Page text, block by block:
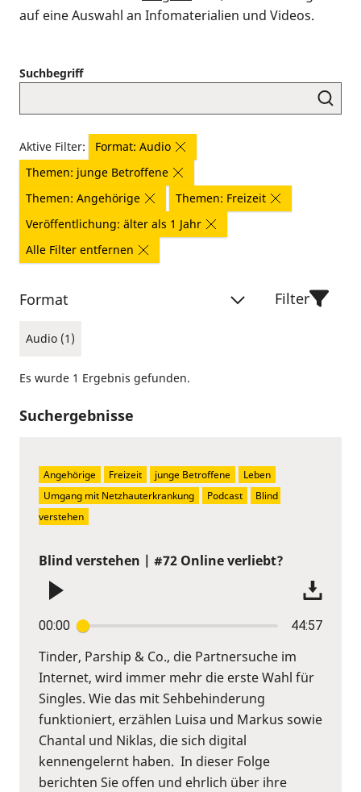
auf eine Auswahl an Infomaterialien und Videos.
Suchbegriff
Aktive Filter:
Format: Audio
Themen: junge Betroffene
Themen: Angehörige
Themen: Freizeit
Veröffentlichung: älter als 1 Jahr
Alle Filter entfernen
Format
Audio (1)
Filter
Es wurde 1 Ergebnis gefunden.
Suchergebnisse
Blind verstehen | #72 Online verliebt?
00:00 44:57
Tinder, Parship & Co., die Partnersuche im
Internet, wird immer mehr die erste Wahl für
Singles. Wie das mit Sehbehinderung
funktioniert, erzählen Luisa und Markus sowie
Chantal und Niklas, die sich digital
kennengelernt haben. In dieser Folge
berichten Sie offen und ehrlich über ihre
Angehörige Freizeit junge Betroffene
Leben
Umgang mit Netzhauterkrankung
Podcast
Blind
verstehen